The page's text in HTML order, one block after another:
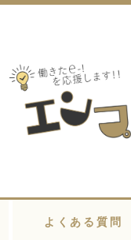
よくある質問